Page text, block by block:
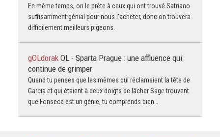
En même temps, on le prête à ceux qui ont trouvé Satriano
suffisamment génial pour nous l'acheter, donc on trouvera
difficilement meilleurs pigeons.
gOLdorak OL - Sparta Prague : une affluence qui
continue de grimper
Quand tu penses que les mêmes qui réclamaient la tête de
Garcia et qui étaient à deux doigts de lâcher Sage trouvent
que Fonseca est un génie, tu comprends bien…